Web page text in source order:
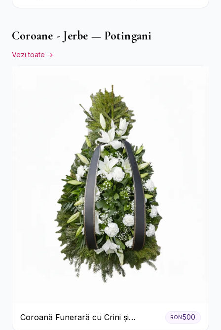
Floarea Miresei
Coroane - Jerbe — Potingani
Vezi toate →
Coroană Funerară cu Crini și
RON500